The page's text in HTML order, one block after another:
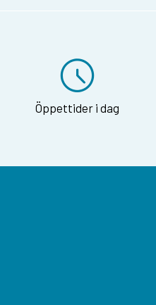
Öppettider i dag